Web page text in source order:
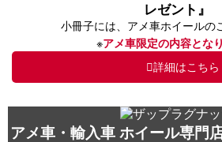
レゼント』
小冊子には、アメ車ホイール
※アメ車限定の内容とな
詳細はこちら
アメ車・輸入車 ホイール専門